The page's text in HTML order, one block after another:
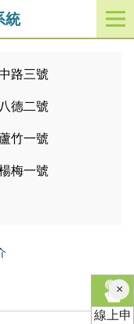
統
開
啟
路三號
八德二號
蘆竹一號
梅一號
×關
閉
線上申